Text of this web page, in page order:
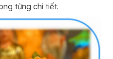
từng chi tiết.